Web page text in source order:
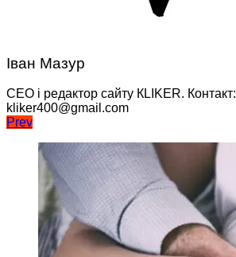
Іван Мазур
CEO і редактор сайту КLIKER. Контакт:
kliker400@gmail.com
Навігація
записів
Prev